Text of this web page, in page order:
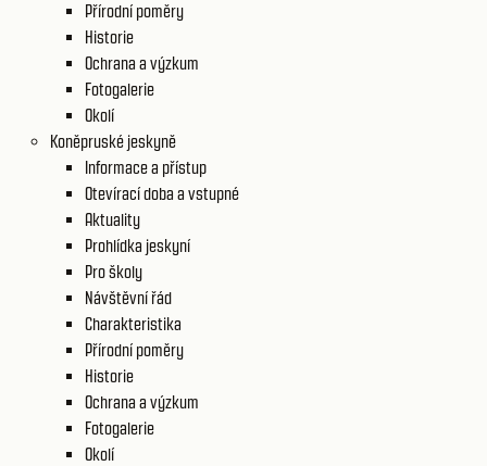
Přírodní poměry
Historie
Ochrana a výzkum
Fotogalerie
Okolí
Koněpruské jeskyně
Informace a přístup
Otevírací doba a vstupné
Aktuality
Prohlídka jeskyní
Pro školy
Návštěvní řád
Charakteristika
Přírodní poměry
Historie
Ochrana a výzkum
Fotogalerie
Okolí